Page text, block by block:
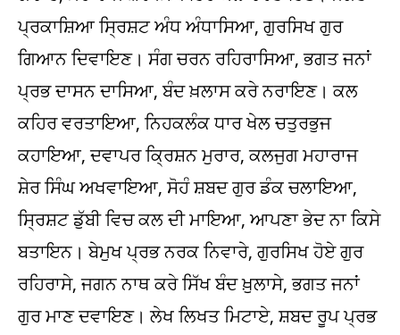
ਪ੍ਰਕਾਸ਼ਿਆ ਸ੍ਰਿਸ਼ਟ ਅੰਧ ਅੰਧਾਸਿਆ, ਗੁਰਸਿਖ ਗੁਰ
ਗਿਆਨ ਦਿਵਾਇਣ। ਸੰਗ ਚਰਨ ਰਹਿਰਾਸਿਆ, ਭਗਤ ਜਨਾਂ
ਪ੍ਰਭ ਦਾਸਨ ਦਾਸਿਆ, ਬੰਦ ਖ਼ਲਾਸ ਕਰੇ ਨਰਾਇਣ। ਕਲ
ਕਹਿਰ ਵਰਤਾਇਆ, ਨਿਹਕਲੰਕ ਧਾਰ ਖੇਲ ਚਤੁਰਭੁਜ
ਕਹਾਇਆ, ਦਵਾਪਰ ਕ੍ਰਿਸ਼ਨ ਮੁਰਾਰ, ਕਲਜੁਗ ਮਹਾਰਾਜ
ਸ਼ੇਰ ਸਿੰਘ ਅਖਵਾਇਆ, ਸੋਹੰ ਸ਼ਬਦ ਗੁਰ ਡੰਕ ਚਲਾਇਆ,
ਸ੍ਰਿਸ਼ਟ ਡੁੱਬੀ ਵਿਚ ਕਲ ਦੀ ਮਾਇਆ, ਆਪਣਾ ਭੇਦ ਨਾ ਕਿਸੇ
ਬਤਾਇਨ। ਬੇਮੁਖ ਪ੍ਰਭ ਨਰਕ ਨਿਵਾਰੇ, ਗੁਰਸਿਖ ਹੋਏ ਗੁਰ
ਰਹਿਰਾਸੇ, ਜਗਨ ਨਾਥ ਕਰੇ ਸਿੱਖ ਬੰਦ ਖ਼ੁਲਾਸੇ, ਭਗਤ ਜਨਾਂ
ਗੁਰ ਮਾਣ ਦਵਾਇਣ। ਲੇਖ ਲਿਖਤ ਮਿਟਾਏ, ਸ਼ਬਦ ਰੂਪ ਪ੍ਰਭ